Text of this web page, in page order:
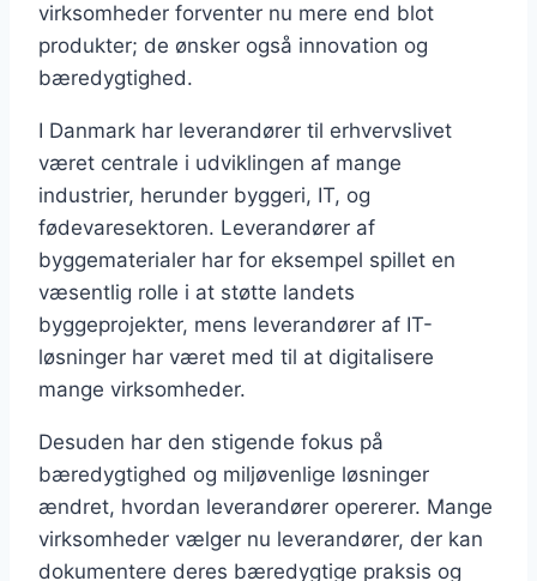
virksomheder forventer nu mere end blot
produkter; de ønsker også innovation og
bæredygtighed.
I Danmark har leverandører til erhvervslivet
været centrale i udviklingen af mange
industrier, herunder byggeri, IT, og
fødevaresektoren. Leverandører af
byggematerialer har for eksempel spillet en
væsentlig rolle i at støtte landets
byggeprojekter, mens leverandører af IT-
løsninger har været med til at digitalisere
mange virksomheder.
Desuden har den stigende fokus på
bæredygtighed og miljøvenlige løsninger
ændret, hvordan leverandører opererer. Mange
virksomheder vælger nu leverandører, der kan
dokumentere deres bæredygtige praksis og